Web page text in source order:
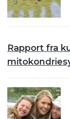
Rapport fra